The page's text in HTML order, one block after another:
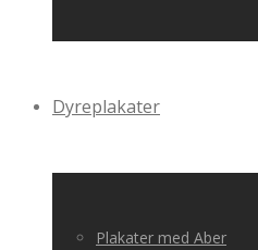
Dyreplakater
Plakater med Aber